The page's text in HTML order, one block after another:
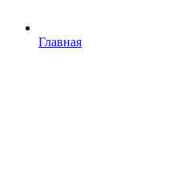
Главная